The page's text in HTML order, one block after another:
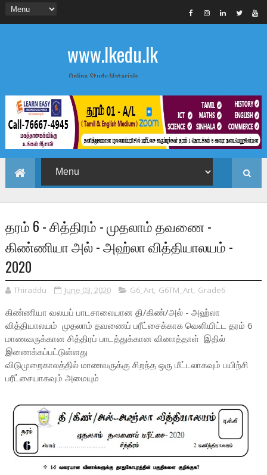
www.lkedu.lk
Online Study Materials
தரம் 6 - சித்திரம் - முதலாம் தவணை -
கிண்ணியா அல் - அஹ்லா வித்தியாலயம் -
2020
Thiraddu June 03, 2020 G6_Art, G6TM_Art, Grade6
கிண்ணியா வலயப் பாடசாலையான தி/கிண்/அல் - அஹ்லா
வித்தியாலயம் முதலாம் தவணைப் பரீட்சைக்காக வெளியிட்ட தரம் 6
மாணவருக்கான சித்திரப் பாடத்துக்கான வினாத்தாள் இதில்
இணைக்கப்பட்டுள்ளது
விடுமுறைகாலத்தில் மாணவருக்கு சிறந்த ஒரு மீட்டலாகவும் பயிற்சி
பரீட்சையாகவும் அமையும்